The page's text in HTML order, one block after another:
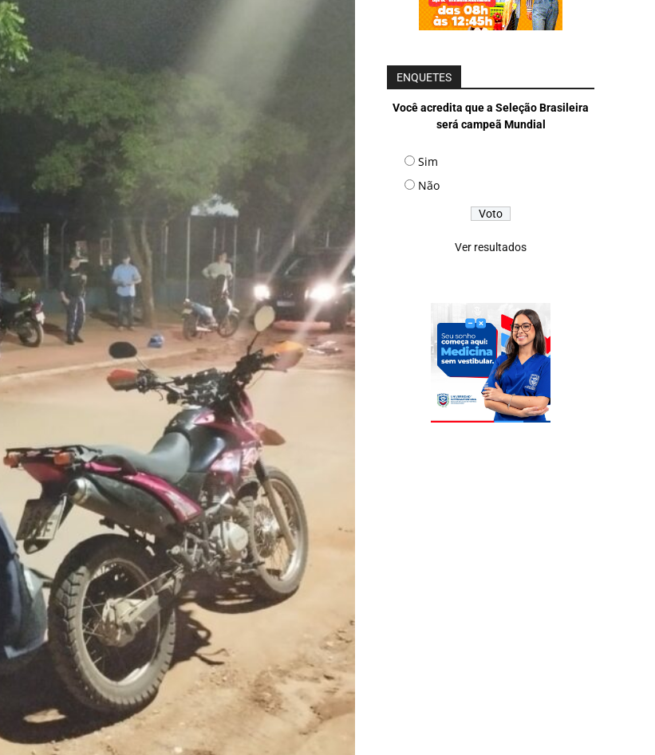
ENQUETES
Você acredita que a Seleção Brasileira
será campeã Mundial
Sim
Não
Ver resultados